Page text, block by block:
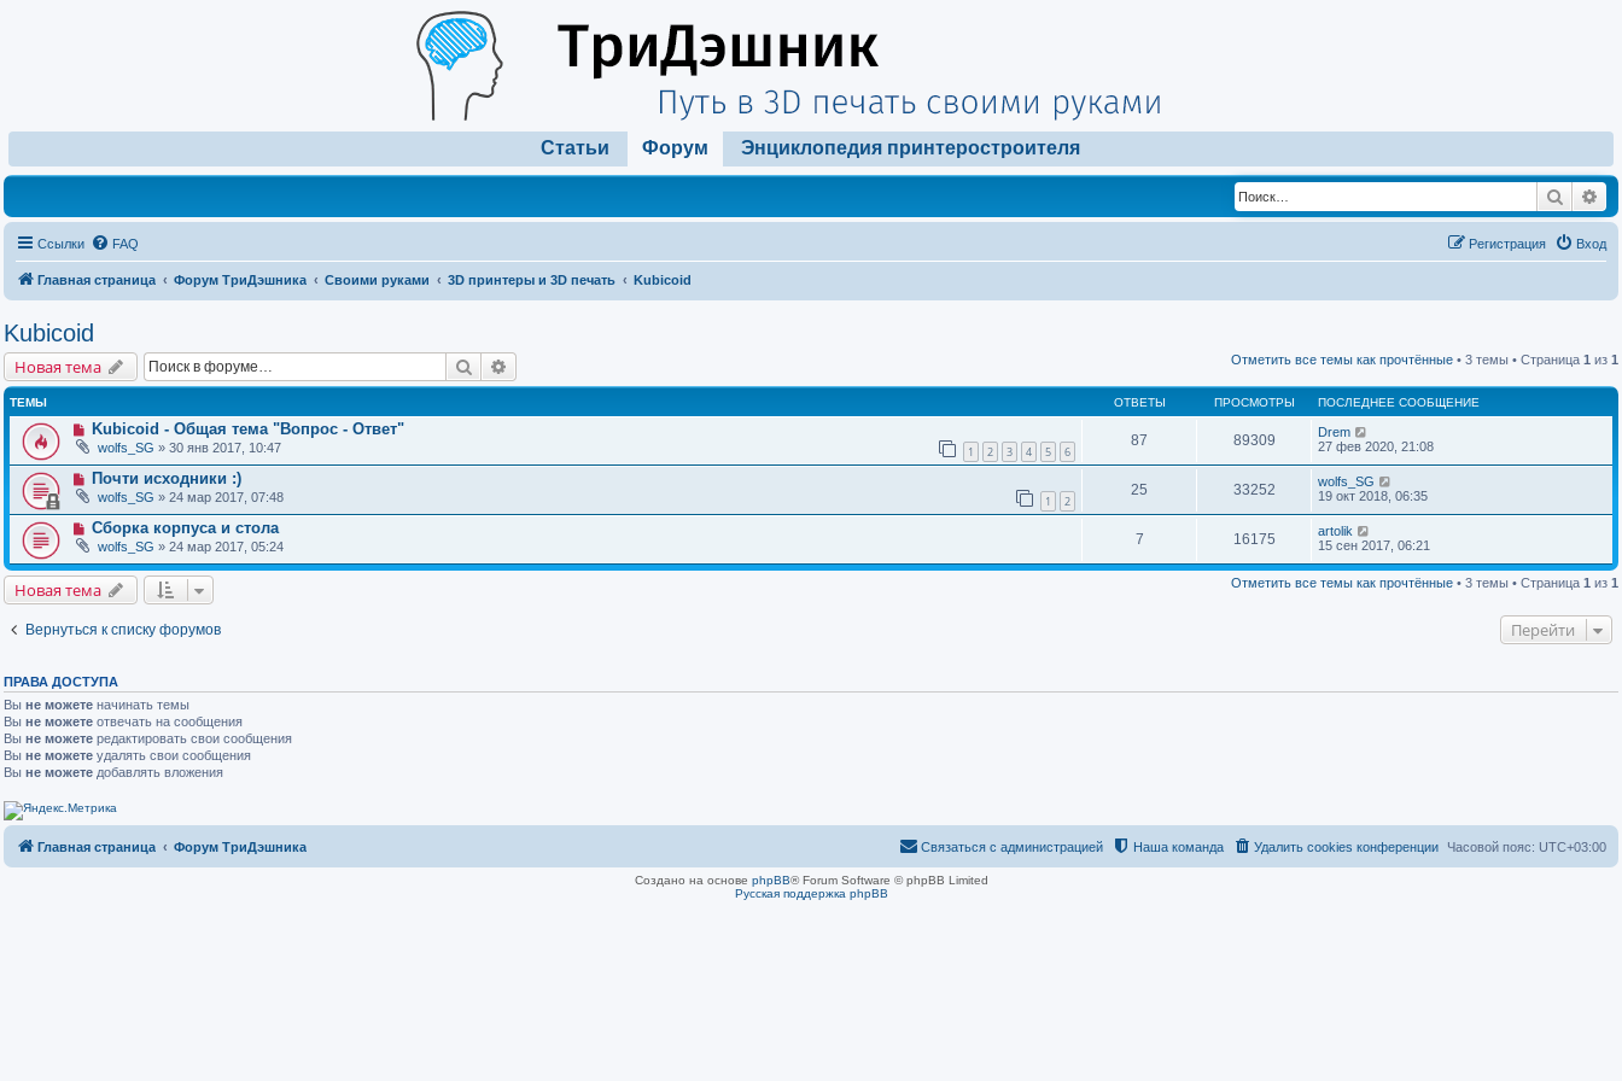
Статьи Форум Энциклопедия принтеростроителя
Поиск
Ссылки FAQ Вход
Регистрация
Главная страница Форум ТриДэшника Своими руками 3D принтеры и 3D печать Kubicoid
Kubicoid
Новая тема Поиск Отметить все темы как прочтённые • 3 темы • Страница 1 из 1
ТЕМЫ ОТВЕТЫ ПРОСМОТРЫ ПОСЛЕДНЕЕ СООБЩЕНИЕ
Kubicoid - Общая тема "Вопрос - Ответ"
wolfs_SG » 30 янв 2017, 10:47 1 2 3 4 5 6
87 89309
Drem
27 фев 2020, 21:08
Почти исходники :)
wolfs_SG » 24 мар 2017, 07:48 1 2
25 33252
wolfs_SG
19 окт 2018, 06:35
Сборка корпуса и стола
wolfs_SG » 24 мар 2017, 05:24 7 16175
artolik
15 сен 2017, 06:21
Новая тема Отметить все темы как прочтённые • 3 темы • Страница 1 из 1
Вернуться к списку форумов Перейти
ПРАВА ДОСТУПА
Вы не можете начинать темы
Вы не можете отвечать на сообщения
Вы не можете редактировать свои сообщения
Вы не можете удалять свои сообщения
Вы не можете добавлять вложения
Главная страница Форум ТриДэшника Часовой пояс: UTC+03:00
Удалить cookies конференции
Наша команда
Связаться с администрацией
Создано на основе phpBB® Forum Software © phpBB Limited
Русская поддержка phpBB